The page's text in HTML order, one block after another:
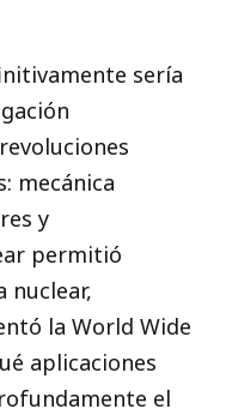
sería
mecánica
y
permitió
nuclear,
la World Wide
aplicaciones
el